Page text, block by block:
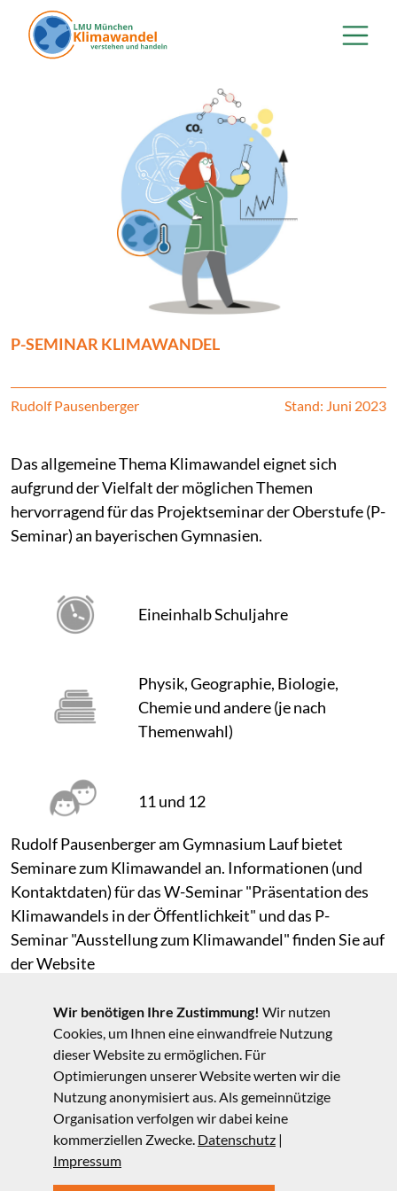
Direkt zum Inhalt
P-SEMINAR KLIMAWANDEL
Rudolf Pausenberger Stand: Juni 2023
Das allgemeine Thema Klimawandel eignet sich
aufgrund der Vielfalt der möglichen Themen
hervorragend für das Projektseminar der Oberstufe (P-
Seminar) an bayerischen Gymnasien.
Eineinhalb Schuljahre
Physik, Geographie, Biologie,
Chemie und andere (je nach
Themenwahl)
11 und 12
Rudolf Pausenberger am Gymnasium Lauf bietet
Seminare zum Klimawandel an. Informationen (und
Kontaktdaten) für das W-Seminar "Präsentation des
Klimawandels in der Öffentlichkeit" und das P-
Seminar "Ausstellung zum Klimawandel" finden Sie auf
der Website
http://www.physik.de.rs/schule/klima
Für weitere Anregungen zur Gestaltung eines W- oder
P-Seminars sind wir sehr dankbar!
Wir benötigen Ihre Zustimmung! Wir nutzen
Cookies, um Ihnen eine einwandfreie Nutzung
dieser Website zu ermöglichen. Für
Optimierungen unserer Website werten wir die
Nutzung anonymisiert aus. Als gemeinnützige
Organisation verfolgen wir dabei keine
kommerziellen Zwecke. Datenschutz |
Impressum